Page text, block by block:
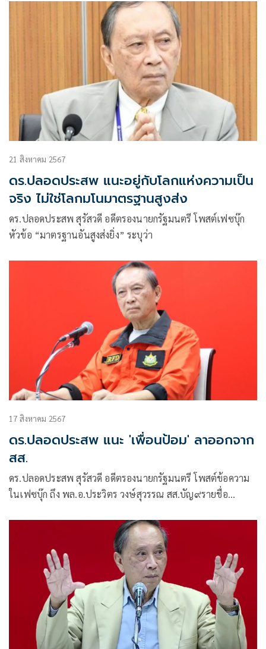
21 สิงหาคม 2567
ดร.ปลอดประสพ แนะอยู่กับโลกแห่งความเป็น
จริง ไม่ใช่โลกมโนมาตรฐานสูงส่ง
ดร.ปลอดประสพ สุรัสวดี อดีตรองนายกรัฐมนตรี โพสต์เฟซบุ๊ก
หัวข้อ “มาตรฐานอันสูงส่งยิ่ง” ระบุว่า
17 สิงหาคม 2567
ดร.ปลอดประสพ แนะ 'เพื่อนป้อม' ลาออกจาก
สส.
ดร.ปลอดประสพ สุรัสวดี อดีตรองนายกรัฐมนตรี โพสต์ข้อความ
ในเฟซบุ๊ก ถึง พล.อ.ประวิตร วงษ์สุวรรณ สส.บัญ๙รายชื่อ